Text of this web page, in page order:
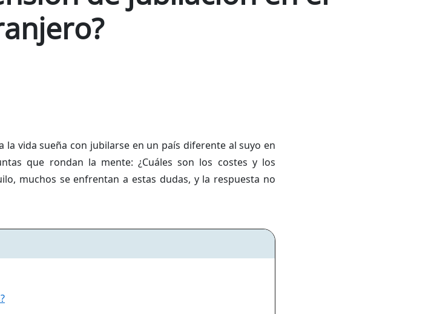
vida sueña con jubilarse en un país diferente al suyo en
que rondan la mente: ¿Cuáles son los costes y los
muchos se enfrentan a estas dudas, y la respuesta no